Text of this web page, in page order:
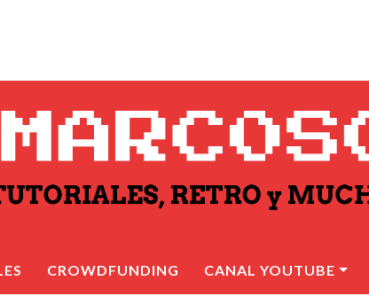
CROWDFUNDING CANAL YOUTUBE